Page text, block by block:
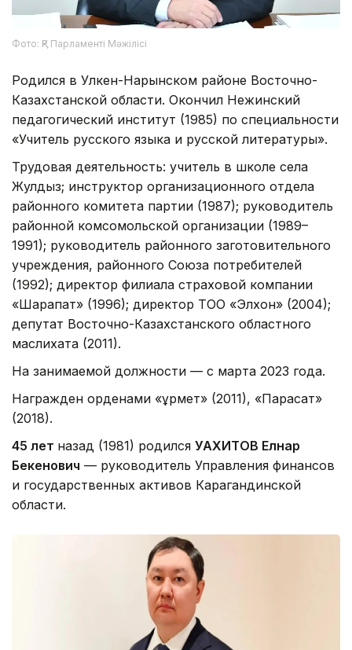
Фото: ҚР Парламенті Мәжілісі
Родился в Улкен-Нарынском районе Восточно-
Казахстанской области. Окончил Нежинский
педагогический институт (1985) по специальности
«Учитель русского языка и русской литературы».
Трудовая деятельность: учитель в школе села
Жулдыз; инструктор организационного отдела
районного комитета партии (1987); руководитель
районной комсомольской организации (1989–
1991); руководитель районного заготовительного
учреждения, районного Союза потребителей
(1992); директор филиала страховой компании
«Шарапат» (1996); директор ТОО «Элхон» (2004);
депутат Восточно-Казахстанского областного
маслихата (2011).
На занимаемой должности — с марта 2023 года.
Награжден орденами «Құрмет» (2011), «Парасат»
(2018).
45 лет назад (1981) родился УАХИТОВ Елнар
Бекенович — руководитель Управления финансов
и государственных активов Карагандинской
области.